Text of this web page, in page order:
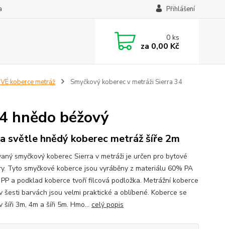
Přihlášení
0ks
za 0,00 Kč
koberce metráž Smyčkový koberec v metráži Sierra 34
hnědo béžový
světle hnědý koberec metráž šíře 2m
smyčkový koberec Sierra v metráži je určen pro bytové
Tyto smyčkové koberce jsou vyráběny z materiálu 60% PA
a podklad koberce tvoří filcová podložka. Metrážní koberce
šesti barvách jsou velmi praktické a oblíbené. Koberce se
šíři 3m, 4m a šíři 5m. Hmo... celý popis